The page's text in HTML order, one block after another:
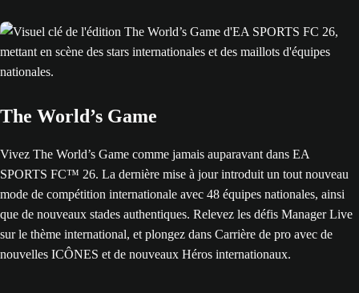
The World’s Game
Vivez The World’s Game comme jamais auparavant dans EA
SPORTS FC™ 26. La dernière mise à jour introduit un tout nouveau
mode de compétition internationale avec 48 équipes nationales, ainsi
que de nouveaux stades authentiques. Relevez les défis Manager Live
sur le thème international, et plongez dans Carrière de pro avec de
nouvelles ICÔNES et de nouveaux Héros internationaux.